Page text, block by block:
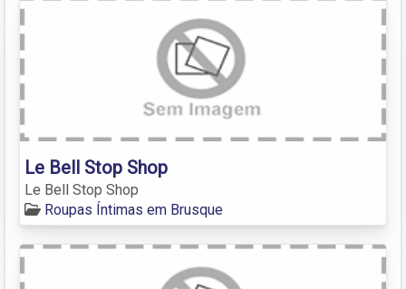
Le Bell Stop Shop
Le Bell Stop Shop
Roupas Íntimas em Brusque